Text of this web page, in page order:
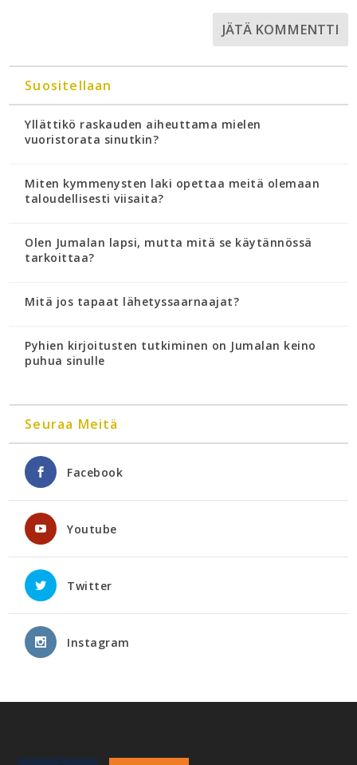
Suositellaan
Yllättikö raskauden aiheuttama mielen
vuoristorata sinutkin?
Miten kymmenysten laki opettaa meitä olemaan
taloudellisesti viisaita?
Olen Jumalan lapsi, mutta mitä se käytännössä
tarkoittaa?
Mitä jos tapaat lähetyssaarnaajat?
Pyhien kirjoitusten tutkiminen on Jumalan keino
puhua sinulle
Seuraa Meitä
Facebook
Youtube
Twitter
Instagram